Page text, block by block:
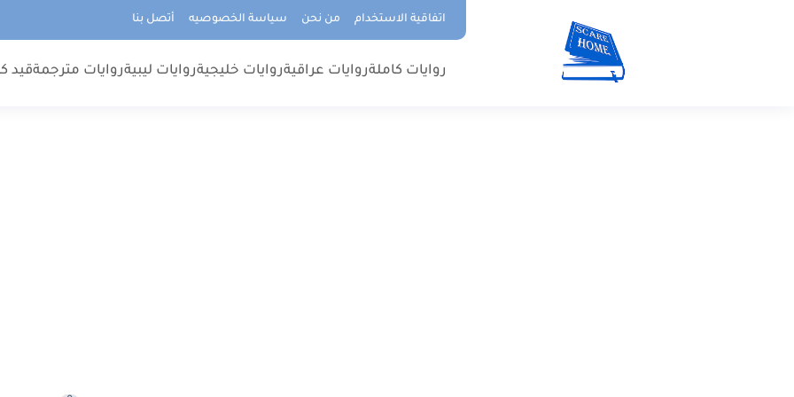
اتفاقية الاستخدام من نحن سياسة الخصوصيه أتصل بنا
روايات كاملةروايات عراقيةروايات خليجيةروايات ليبيةروايات مترجمةقيد